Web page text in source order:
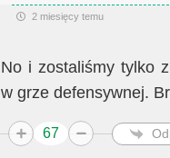
2 miesięcy temu
No i zostaliśmy tylko
w grze defensywnej.
67